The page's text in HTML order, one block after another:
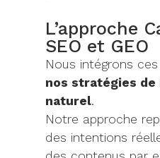
L’approche
SEO et GEO
Nous intégrons
nos stratégies
naturel.
Notre approche
des intentions